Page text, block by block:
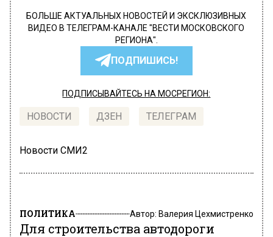
БОЛЬШЕ АКТУАЛЬНЫХ НОВОСТЕЙ И ЭКСКЛЮЗИВНЫХ
ВИДЕО В ТЕЛЕГРАМ-КАНАЛЕ "ВЕСТИ МОСКОВСКОГО
РЕГИОНА".
ПОДПИШИСЬ!
ПОДПИСЫВАЙТЕСЬ НА МОСРЕГИОН:
НОВОСТИ ДЗЕН ТЕЛЕГРАМ
Новости СМИ2
ПОЛИТИКА Автор: Валерия Цехмистренко
Для строительства автодороги